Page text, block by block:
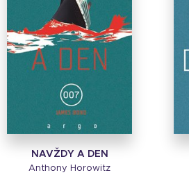
NAVŽDY A DEN
Anthony Horowitz